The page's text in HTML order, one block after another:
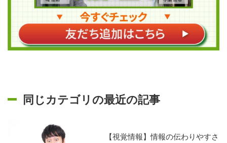
同じカテゴリの最近の記事
【視覚情報】情報の伝わりやすさ